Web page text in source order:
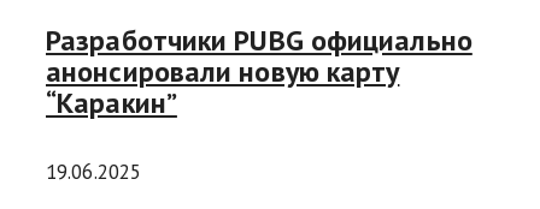
Разработчики PUBG официально
анонсировали новую карту
“Каракин”
19.06.2025